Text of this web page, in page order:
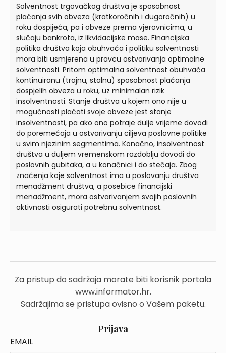
Solventnost trgovačkog društva je sposobnost
plaćanja svih obveza (kratkoročnih i dugoročnih) u
roku dospijeća, pa i obveze prema vjerovnicima, u
slučaju bankrota, iz likvidacijske mase. Financijska
politika društva koja obuhvaća i politiku solventnosti
mora biti usmjerena u pravcu ostvarivanja optimalne
solventnosti. Pritom optimalna solventnost obuhvaća
kontinuiranu (trajnu, stalnu) sposobnost plaćanja
dospjelih obveza u roku, uz minimalan rizik
insolventnosti. Stanje društva u kojem ono nije u
mogućnosti plaćati svoje obveze jest stanje
insolventnosti, pa ako ono potraje dulje vrijeme dovodi
do poremećaja u ostvarivanju ciljeva poslovne politike
u svim njezinim segmentima. Konačno, insolventnost
društva u duljem vremenskom razdoblju dovodi do
poslovnih gubitaka, a u konačnici i do stečaja. Zbog
značenja koje solventnost ima u poslovanju društva
menadžment društva, a posebice financijski
menadžment, mora ostvarivanjem svojih poslovnih
aktivnosti osigurati potrebnu solventnost.
Za pristup do sadržaja morate biti korisnik portala
www.informator.hr.
Sadržajima se pristupa ovisno o Vašem paketu.
Prijava
EMAIL